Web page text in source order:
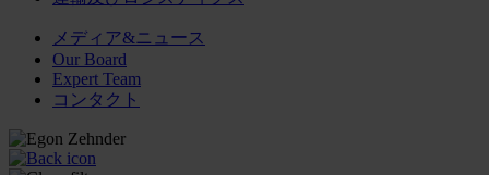
メディア&ニュース
Our Board
Expert Team
コンタクト